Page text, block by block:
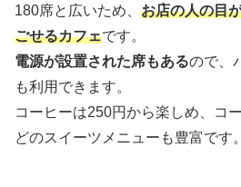
180席と広いため、 お店の人の目
ごせるカフェです。
電源が設置された席もあるので、
も利用できます。
コーヒーは250円から楽しめ、コ
どのスイーツメニューも豊富です。